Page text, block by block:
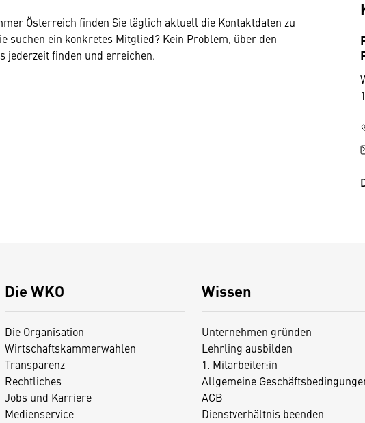
Österreich finden Sie täglich aktuell die Kontaktdaten zu
suchen ein konkretes Mitglied? Kein Problem, über den
jederzeit finden und erreichen.
Die WKO
Die Organisation
Wirtschaftskammerwahlen
Transparenz
Rechtliches
Jobs und Karriere
Medienservice
Wissen
Unternehmen gründen
Lehrling ausbilden
1. Mitarbeiter:in
Allgemeine
AGB
Dienstverhältnis beenden